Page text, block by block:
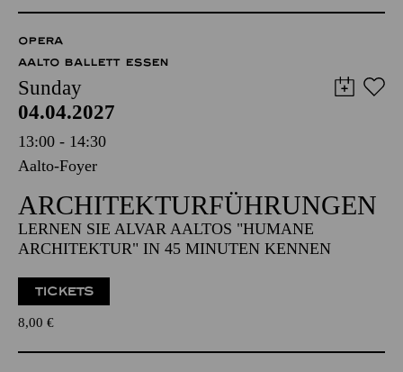
OPERA
AALTO BALLETT ESSEN
Sunday
04.04.2027
13:00 - 14:30
Aalto-Foyer
ARCHITEKTUR­FÜHRUNGEN
LERNEN SIE ALVAR AALTOS "HUMANE
ARCHITEKTUR" IN 45 MINUTEN KENNEN
TICKETS
8,00 €